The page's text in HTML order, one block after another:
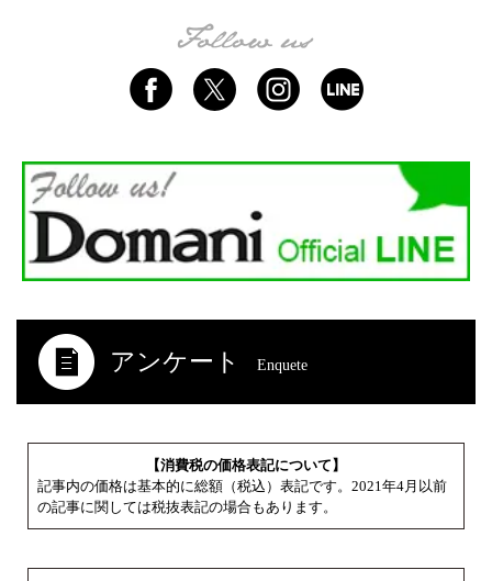
アンケート Enquete
【消費税の価格表記について】
記事内の価格は基本的に総額（税込）表記です。2021年4月以前
の記事に関しては税抜表記の場合もあります。